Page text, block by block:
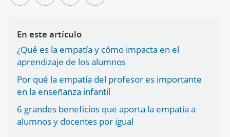
En este artículo
¿Qué es la empatía y cómo impacta en el
aprendizaje de los alumnos
Por qué la empatía del profesor es importante
en la enseñanza infantil
6 grandes beneficios que aporta la empatía a
alumnos y docentes por igual